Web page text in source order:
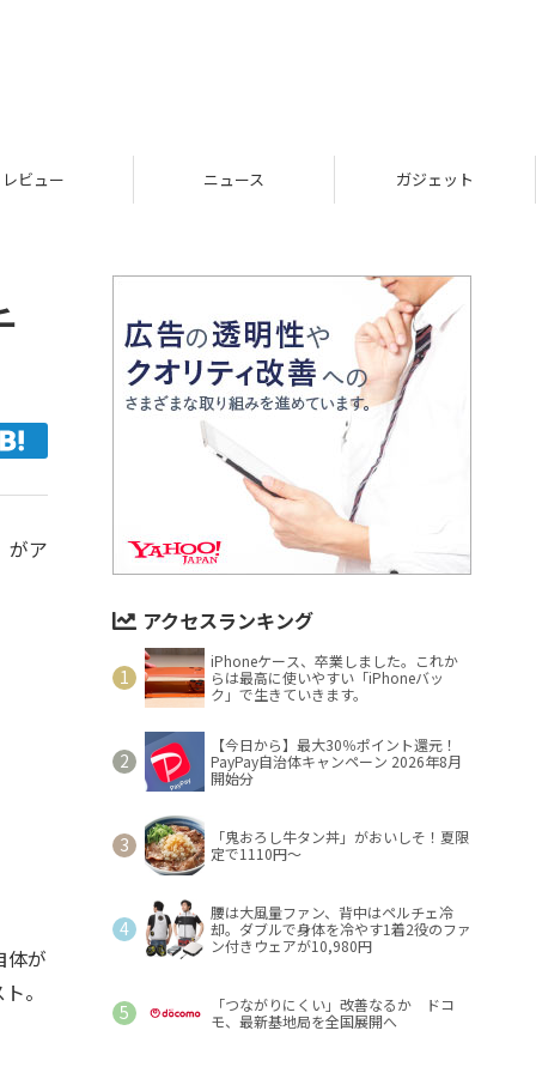
レビュー ニュース ガジェット
がア
体が
。
アクセスランキング
iPhoneケース、卒業しました。これか
らは最高に使いやすい「iPhoneバッ
ク」で生きていきます。
【今日から】最大30％ポイント還元！
PayPay自治体キャンペーン 2026年8月
開始分
「鬼おろし牛タン丼」がおいしそ！夏限
定で1110円～
腰は大風量ファン、背中はペルチェ冷
却。ダブルで身体を冷やす1着2役のファ
ン付きウェアが10,980円
「つながりにくい」改善なるか ドコ
モ、最新基地局を全国展開へ